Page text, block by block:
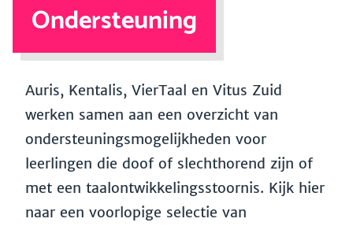
Ondersteuning
Auris, Kentalis, VierTaal en Vitus Zuid
werken samen aan een overzicht van
ondersteuningsmogelijkheden voor
leerlingen die doof of slechthorend zijn of
met een taalontwikkelingsstoornis. Kijk hier
naar een voorlopige selectie van